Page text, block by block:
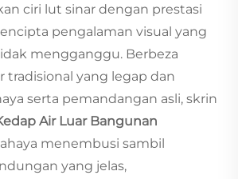
ciri lut sinar dengan prestasi
pengalaman visual yang
mengganggu. Berbeza
tradisional yang legap dan
serta pemandangan asli, skrin
Air Luar Bangunan
menembusi sambil
yang jelas,